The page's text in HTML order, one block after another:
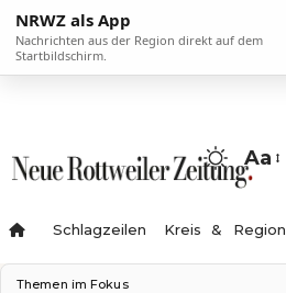
NRWZ als App
Nachrichten aus der Region direkt auf dem
Startbildschirm.
Aa
Schlagzeilen Kreis & Region
Themen im Fokus